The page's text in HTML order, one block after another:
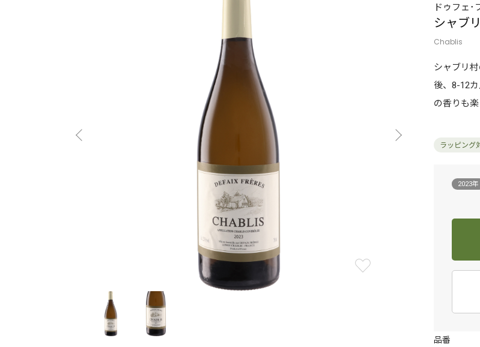
ドゥフェ･
シャブリ
Chablis
シャブリ
後、8-12
の香りも
2023年
品番